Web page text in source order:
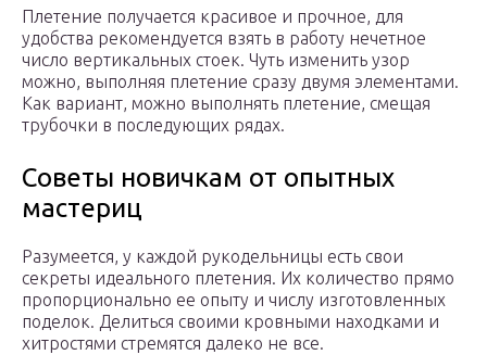
Плетение получается красивое и прочное, для
удобства рекомендуется взять в работу нечетное
число вертикальных стоек. Чуть изменить узор
можно, выполняя плетение сразу двумя элементами.
Как вариант, можно выполнять плетение, смещая
трубочки в последующих рядах.
Советы новичкам от опытных
мастериц
Разумеется, у каждой рукодельницы есть свои
секреты идеального плетения. Их количество прямо
пропорционально ее опыту и числу изготовленных
поделок. Делиться своими кровными находками и
хитростями стремятся далеко не все.